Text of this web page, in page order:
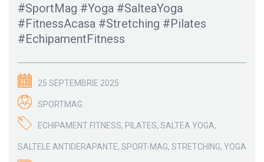
#SportMag #Yoga #SalteaYoga
#FitnessAcasa #Stretching #Pilates
#EchipamentFitness
25 SEPTEMBRIE 2025
SPORTMAG
ECHIPAMENT FITNESS, PILATES, SALTEA YOGA,
SALTELE ANTIDERAPANTE, SPORT-MAG, STRETCHING, YOGA